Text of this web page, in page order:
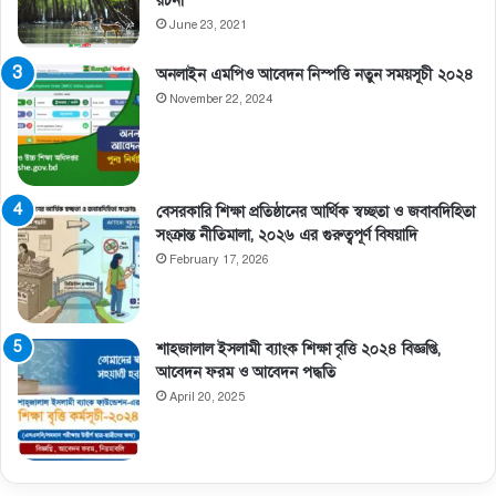
June 23, 2021
অনলাইন এমপিও আবেদন নিস্পত্তি নতুন সময়সূচী ২০২৪
November 22, 2024
বেসরকারি শিক্ষা প্রতিষ্ঠানের আর্থিক স্বচ্ছতা ও জবাবদিহিতা
সংক্রান্ত নীতিমালা, ২০২৬ এর গুরুত্বপূর্ণ বিষয়াদি
February 17, 2026
শাহজালাল ইসলামী ব্যাংক শিক্ষা বৃত্তি ২০২৪ বিজ্ঞপ্তি,
আবেদন ফরম ও আবেদন পদ্ধতি
April 20, 2025